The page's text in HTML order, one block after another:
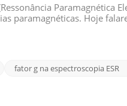
Paramagnética
paramagnéticas. Hoje
fator g na espectroscopia ESR